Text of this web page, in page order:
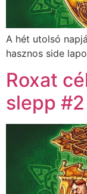
A hét utolsó
hasznos side
Roxat
slepp #2